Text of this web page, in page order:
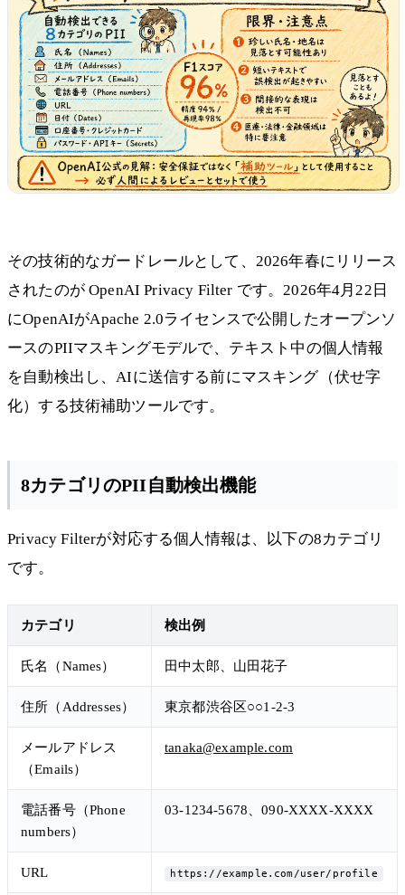
その技術的なガードレールとして、2026年春にリリース
されたのが OpenAI Privacy Filter です。2026年4月22日
にOpenAIがApache 2.0ライセンスで公開したオープンソ
ースのPIIマスキングモデルで、テキスト中の個人情報
を自動検出し、AIに送信する前にマスキング（伏せ字
化）する技術補助ツールです。
8カテゴリのPII自動検出機能
Privacy Filterが対応する個人情報は、以下の8カテゴリ
です。
カテゴリ 検出例
氏名（Names） 田中太郎、山田花子
住所（Addresses） 東京都渋谷区○○1-2-3
メールアドレス
（Emails）
tanaka@example.com
電話番号（Phone
numbers）
03-1234-5678、090-XXXX-XXXX
URL https://example.com/user/profile